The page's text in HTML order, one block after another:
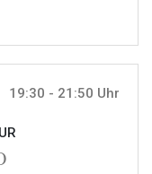
19:30 - 21:50 Uhr